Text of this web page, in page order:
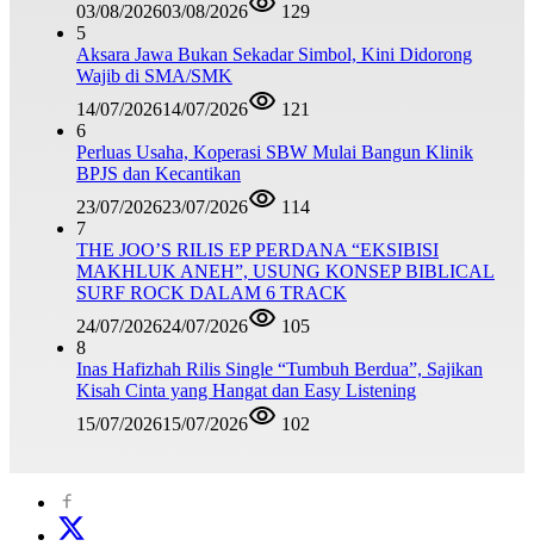
03/08/202603/08/2026
129
5
Aksara Jawa Bukan Sekadar Simbol, Kini Didorong
Wajib di SMA/SMK
14/07/202614/07/2026
121
6
Perluas Usaha, Koperasi SBW Mulai Bangun Klinik
BPJS dan Kecantikan
23/07/202623/07/2026
114
7
THE JOO’S RILIS EP PERDANA “EKSIBISI
MAKHLUK ANEH”, USUNG KONSEP BIBLICAL
SURF ROCK DALAM 6 TRACK
24/07/202624/07/2026
105
8
Inas Hafizhah Rilis Single “Tumbuh Berdua”, Sajikan
Kisah Cinta yang Hangat dan Easy Listening
15/07/202615/07/2026 102